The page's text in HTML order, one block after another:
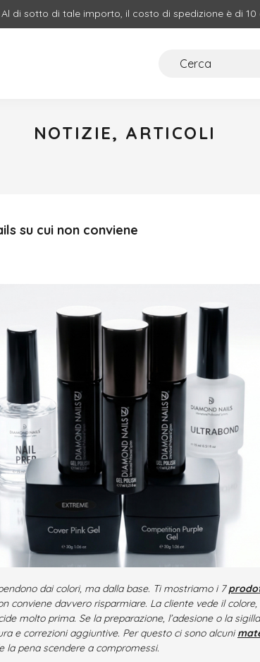
di sotto di tale importo, il costo di spedizione è di 10
NOTIZIE, ARTICOLI
su cui non conviene
dai colori, ma dalla base. Ti mostriamo i 7
conviene davvero risparmiare. La cliente vede il
molto prima. Se la preparazione, l’adesione o la
e correzioni aggiuntive. Per questo ci sono alcuni
la pena scendere a compromessi.